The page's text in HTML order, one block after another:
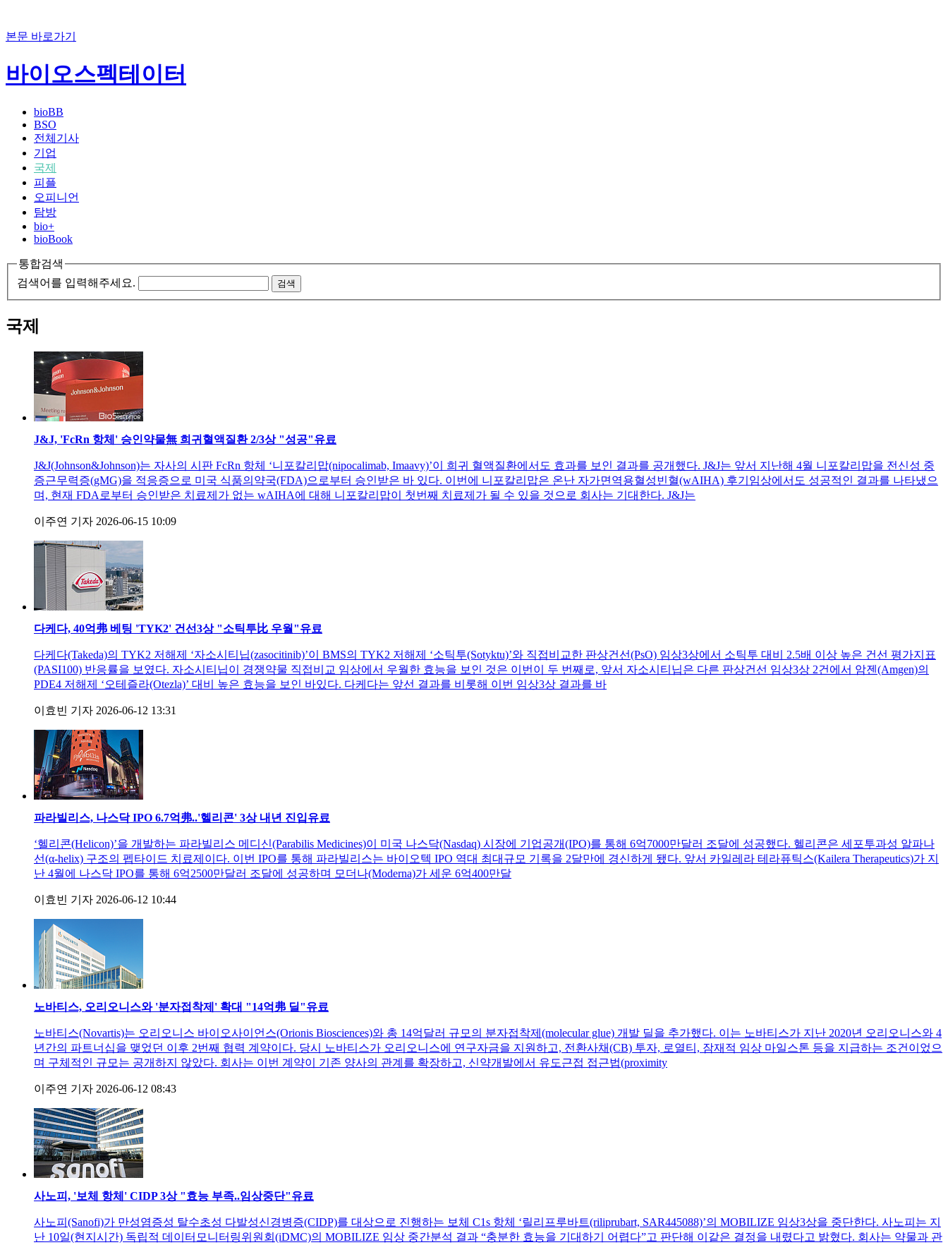
본문 바로가기
바이오스펙테이터
bioBB
BSO
전체기사
기업
국제
피플
오피니언
탐방
bio+
bioBook
통합검색
검색어를 입력해주세요.
검색
국제
J&J, 'FcRn 항체' 승인약물無 희귀혈액질환 2/3상 "성공"유료
J&J(Johnson&Johnson)는 자사의 시판 FcRn 항체 ‘니포칼리맙(nipocalimab, Imaavy)’이 희귀 혈액질환에서도 효과를 보인 결과를 공개했다. J&J는 앞서 지난해 4월 니포칼리맙을 전신성 중
증근무력증(gMG)을 적응증으로 미국 식품의약국(FDA)으로부터 승인받은 바 있다. 이번에 니포칼리맙은 온난 자가면역용혈성빈혈(wAIHA) 후기임상에서도 성공적인 결과를 나타냈으
며, 현재 FDA로부터 승인받은 치료제가 없는 wAIHA에 대해 니포칼리맙이 첫번째 치료제가 될 수 있을 것으로 회사는 기대한다. J&J는
이주연 기자 2026-06-15 10:09
다케다, 40억弗 베팅 'TYK2' 건선3상 "소틱투比 우월"유료
다케다(Takeda)의 TYK2 저해제 ‘자소시티닙(zasocitinib)’이 BMS의 TYK2 저해제 ‘소틱투(Sotyktu)’와 직접비교한 판상건선(PsO) 임상3상에서 소틱투 대비 2.5배 이상 높은 건선 평가지표
(PASI100) 반응률을 보였다. 자소시티닙이 경쟁약물 직접비교 임상에서 우월한 효능을 보인 것은 이번이 두 번째로, 앞서 자소시티닙은 다른 판상건선 임상3상 2건에서 암젠(Amgen)의
PDE4 저해제 ‘오테즐라(Otezla)’ 대비 높은 효능을 보인 바있다. 다케다는 앞선 결과를 비롯해 이번 임상3상 결과를 바
이효빈 기자 2026-06-12 13:31
파라빌리스, 나스닥 IPO 6.7억弗..'헬리콘' 3상 내년 진입유료
‘헬리콘(Helicon)’을 개발하는 파라빌리스 메디신(Parabilis Medicines)이 미국 나스닥(Nasdaq) 시장에 기업공개(IPO)를 통해 6억7000만달러 조달에 성공했다. 헬리콘은 세포투과성 알파나
선(α-helix) 구조의 펩타이드 치료제이다. 이번 IPO를 통해 파라빌리스는 바이오텍 IPO 역대 최대규모 기록을 2달만에 경신하게 됐다. 앞서 카일레라 테라퓨틱스(Kailera Therapeutics)가 지
난 4월에 나스닥 IPO를 통해 6억2500만달러 조달에 성공하며 모더나(Moderna)가 세운 6억400만달
이효빈 기자 2026-06-12 10:44
노바티스, 오리오니스와 '분자접착제' 확대 "14억弗 딜"유료
노바티스(Novartis)는 오리오니스 바이오사이언스(Orionis Biosciences)와 총 14억달러 규모의 분자접착제(molecular glue) 개발 딜을 추가했다. 이는 노바티스가 지난 2020년 오리오니스와 4
년간의 파트너십을 맺었던 이후 2번째 협력 계약이다. 당시 노바티스가 오리오니스에 연구자금을 지원하고, 전환사채(CB) 투자, 로열티, 잠재적 임상 마일스톤 등을 지급하는 조건이었으
며 구체적인 규모는 공개하지 않았다. 회사는 이번 계약이 기존 양사의 관계를 확장하고, 신약개발에서 유도근접 접근법(proximity
이주연 기자 2026-06-12 08:43
사노피, '보체 항체' CIDP 3상 "효능 부족..임상중단"유료
사노피(Sanofi)가 만성염증성 탈수초성 다발성신경병증(CIDP)를 대상으로 진행하는 보체 C1s 항체 ‘릴리프루바트(riliprubart, SAR445088)’의 MOBILIZE 임상3상을 중단한다. 사노피는 지
난 10일(현지시간) 독립적 데이터모니터링위원회(iDMC)의 MOBILIZE 임상 중간분석 결과 “충분한 효능을 기대하기 어렵다”고 판단해 이같은 결정을 내렸다고 밝혔다. 회사는 약물과 관